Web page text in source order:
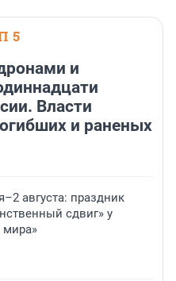
5
и
Власти
и раненых
августа: праздник
сдвиг» у